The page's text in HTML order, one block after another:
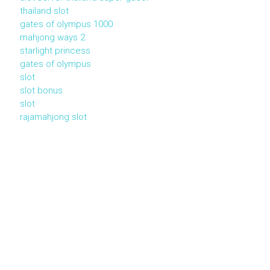
thailand slot
gates of olympus 1000
mahjong ways 2
starlight princess
gates of olympus
slot
slot bonus
slot
rajamahjong slot